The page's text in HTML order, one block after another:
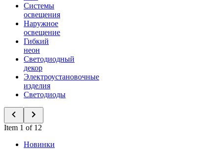
Системы
освещения
Наружное
освещение
Гибкий
неон
Светодиодный
декор
Электроустановочные
изделия
Светодиоды
Item 1 of 12
Новинки